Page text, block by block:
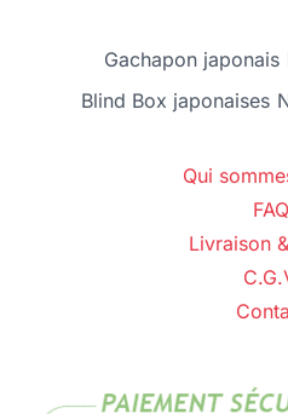
Gachapon japonais
Blind Box japonaises
Qui
FAQ
Livraison